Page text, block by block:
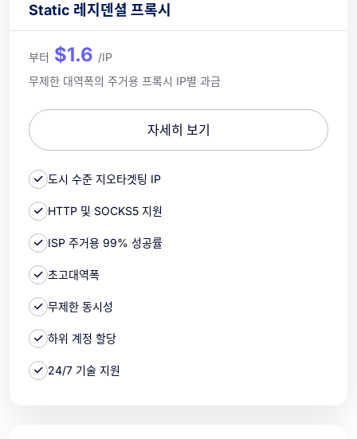
Static 레지덴셜 프록시
부터 $1.6 /IP
무제한 대역폭의 주거용 프록시 IP별 과금
자세히 보기
도시 수준 지오타겟팅 IP
HTTP 및 SOCKS5 지원
ISP 주거용 99% 성공률
초고대역폭
무제한 동시성
하위 계정 할당
24/7 기술 지원